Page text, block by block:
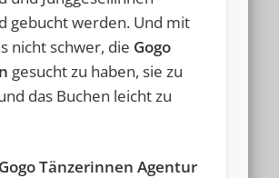
gebucht werden. Und mit
nicht schwer, die Gogo
gesucht zu haben, sie zu
das Buchen leicht zu
Gogo Tänzerinnen Agentur